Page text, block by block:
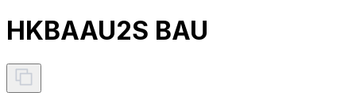
HKBAAU2S BAU